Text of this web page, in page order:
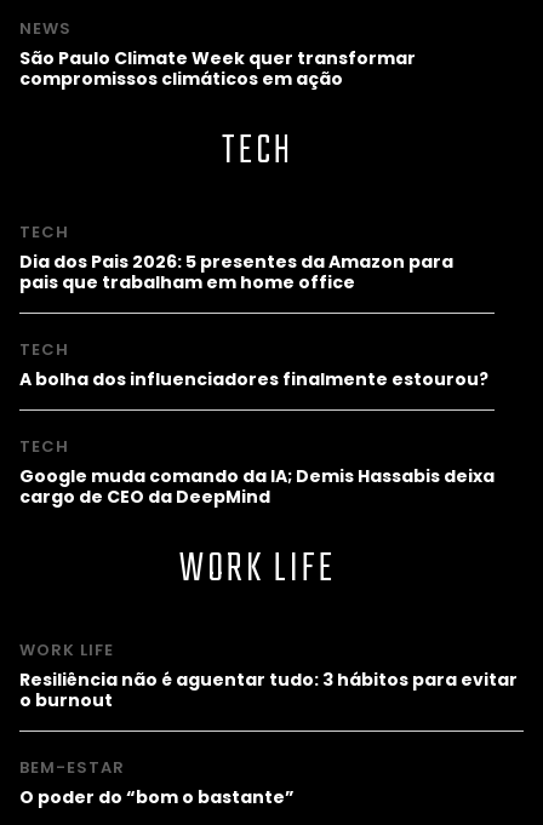
NEWS
São Paulo Climate Week quer transformar
compromissos climáticos em ação
TECH
TECH
Dia dos Pais 2026: 5 presentes da Amazon para
pais que trabalham em home office
TECH
A bolha dos influenciadores finalmente estourou?
TECH
Google muda comando da IA; Demis Hassabis deixa
cargo de CEO da DeepMind
WORK LIFE
WORK LIFE
Resiliência não é aguentar tudo: 3 hábitos para evitar
o burnout
BEM-ESTAR
O poder do “bom o bastante”